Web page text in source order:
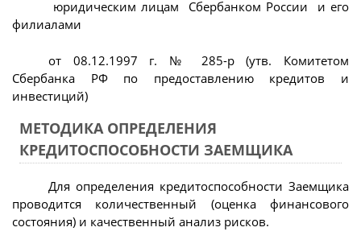
юридическим лицам Сбербанком России и его
филиалами
от 08.12.1997 г. № 285-р (утв. Комитетом
Сбербанка РФ по предоставлению кредитов и
инвестиций)
МЕТОДИКА ОПРЕДЕЛЕНИЯ
КРЕДИТОСПОСОБНОСТИ ЗАЕМЩИКА
Для определения кредитоспособности Заемщика
проводится количественный (оценка финансового
состояния) и качественный анализ рисков.